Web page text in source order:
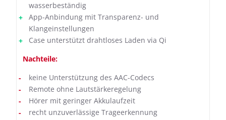
wasserbeständig
App-Anbindung mit Transparenz- und
Klangeinstellungen
Case unterstützt drahtloses Laden via Qi
Nachteile:
keine Unterstützung des AAC-Codecs
Remote ohne Lautstärkeregelung
Hörer mit geringer Akkulaufzeit
recht unzuverlässige Trageerkennung